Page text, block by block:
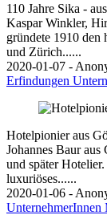
110 Jahre Sika -
Kaspar Winkler,
gründete 1910 den
und Zürich......
2020-01-07 -
Erfindungen
Hotelpionier aus
Johannes Baur
und später
luxuriöses......
2020-01-06 -
UnternehmerInnen